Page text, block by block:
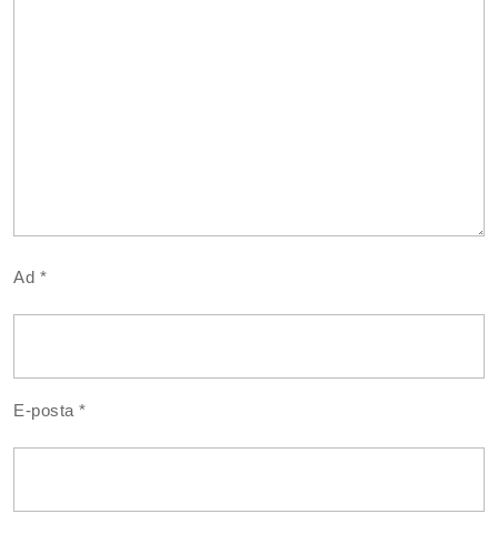
Ad *
E-posta*